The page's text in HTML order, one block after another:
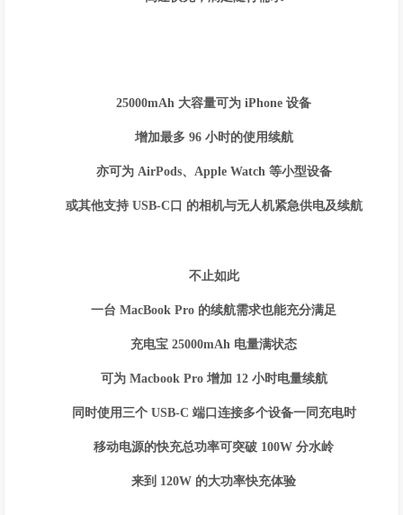
25000mAh 大容量可为 iPhone 设备
增加最多 96 小时的使用续航
亦可为 AirPods、Apple Watch 等小型设备
或其他支持 USB-C口 的相机与无人机紧急供电及续航
不止如此
一台 MacBook Pro 的续航需求也能充分满足
充电宝 25000mAh 电量满状态
可为 Macbook Pro 增加 12 小时电量续航
同时使用三个 USB-C 端口连接多个设备一同充电时
移动电源的快充总功率可突破 100W 分水岭
来到 120W 的大功率快充体验